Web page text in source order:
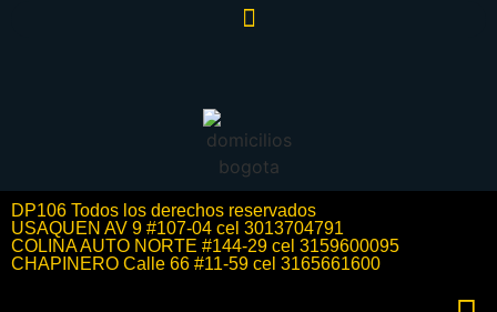
DP106 Todos los derechos reservados
USAQUEN AV 9 #107-04 cel 3013704791
COLINA AUTO NORTE #144-29 cel 3159600095
CHAPINERO Calle 66 #11-59 cel 3165661600